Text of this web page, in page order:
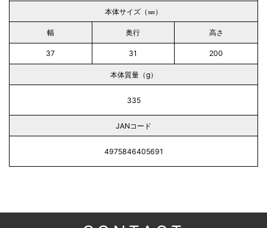
本体サイズ（㎜）
幅 奥行 高さ
37 31 200
本体質量（g）
335
JANコード
4975846405691